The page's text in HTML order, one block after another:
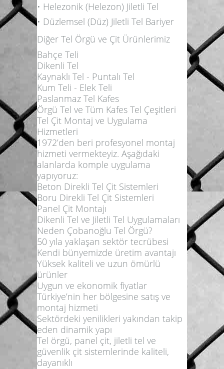
• Helezonik (Helezon) Jiletli Tel
• Düzlemsel (Düz) Jiletli Tel Bariyer
Diğer Tel Örgü ve Çit Ürünlerimiz
Bahçe Teli
Dikenli Tel
Kaynaklı Tel - Puntalı Tel
Kum Teli - Elek Teli
Paslanmaz Tel Kafes
Örgü Tel ve Tüm Kafes Tel Çeşitleri
Tel Çit Montaj ve Uygulama
Hizmetleri
1972’den beri profesyonel montaj
hizmeti vermekteyiz. Aşağıdaki
alanlarda komple uygulama
yapıyoruz:
Beton Direkli Tel Çit Sistemleri
Boru Direkli Tel Çit Sistemleri
Panel Çit Montajı
Dikenli Tel ve Jiletli Tel Uygulamaları
Neden Çobanoğlu Tel Örgü?
50 yıla yaklaşan sektör tecrübesi
Kendi bünyemizde üretim avantajı
Yüksek kaliteli ve uzun ömürlü
ürünler
Uygun ve ekonomik fiyatlar
Türkiye’nin her bölgesine satış ve
montaj hizmeti
Sektördeki yenilikleri yakından takip
eden dinamik yapı
Tel örgü, panel çit, jiletli tel ve
güvenlik çit sistemlerinde kaliteli,
dayanıklı